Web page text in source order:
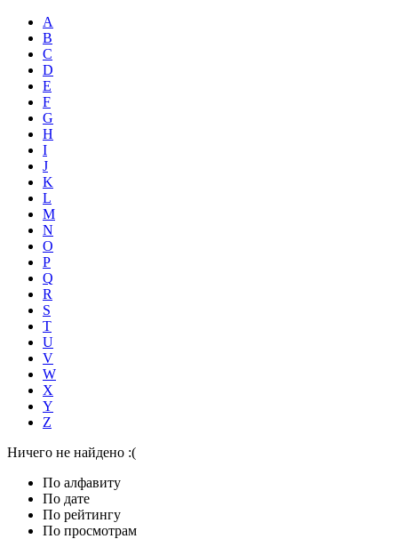
A
B
C
D
E
F
G
H
I
J
K
L
M
N
O
P
Q
R
S
T
U
V
W
X
Y
Z
Ничего не найдено :(
По алфавиту
По дате
По рейтингу
По просмотрам